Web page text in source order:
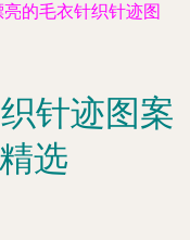
的毛衣针织针迹图
针迹图案
选